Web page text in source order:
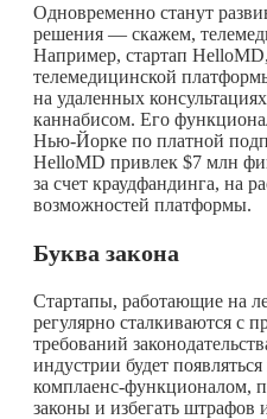
Одновременно станут
решения — скажем,
Например, стартап
телемедицинской
на удаленных
каннабисом. Его
Нью-Йорке по платной
HelloMD привлек $7 млн
за счет краудфандинга, на
возможностей платформы.
Буква закона
Стартапы, работающие на
регулярно сталкиваются с
требований
индустрии будет
комплаенс-функционалом,
законы и избегать штрафов